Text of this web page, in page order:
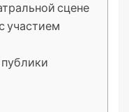
сцене
участием